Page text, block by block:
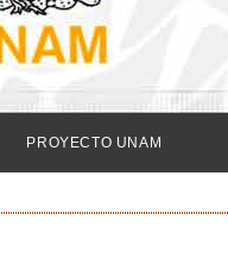
PROYECTO UNAM